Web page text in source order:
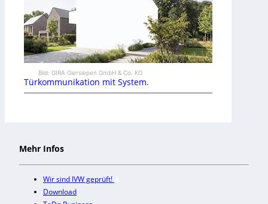
Bild: GIRA Giersiepen GmbH & Co. KG
Türkommunikation mit System.
Mehr Infos
Wir sind IVW geprüft!
Download